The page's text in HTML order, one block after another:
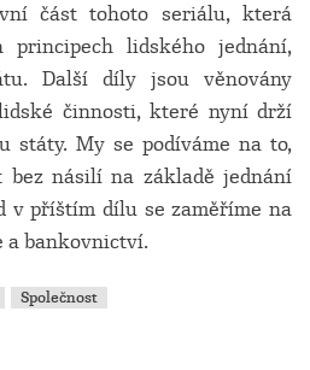
část tohoto seriálu, která
principech lidského jednání,
Další díly jsou věnovány
činnosti, které nyní drží
státy. My se podíváme na to,
násilí na základě jednání
v příštím dílu se zaměříme na
a bankovnictví.
Společnost